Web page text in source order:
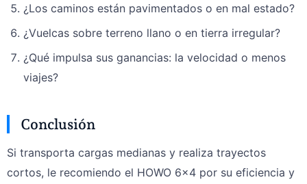
¿Los caminos están pavimentados o en mal estado?
¿Vuelcas sobre terreno llano o en tierra irregular?
¿Qué impulsa sus ganancias: la velocidad o menos
viajes?
Conclusión
Si transporta cargas medianas y realiza trayectos
cortos, le recomiendo el HOWO 6×4 por su eficiencia y